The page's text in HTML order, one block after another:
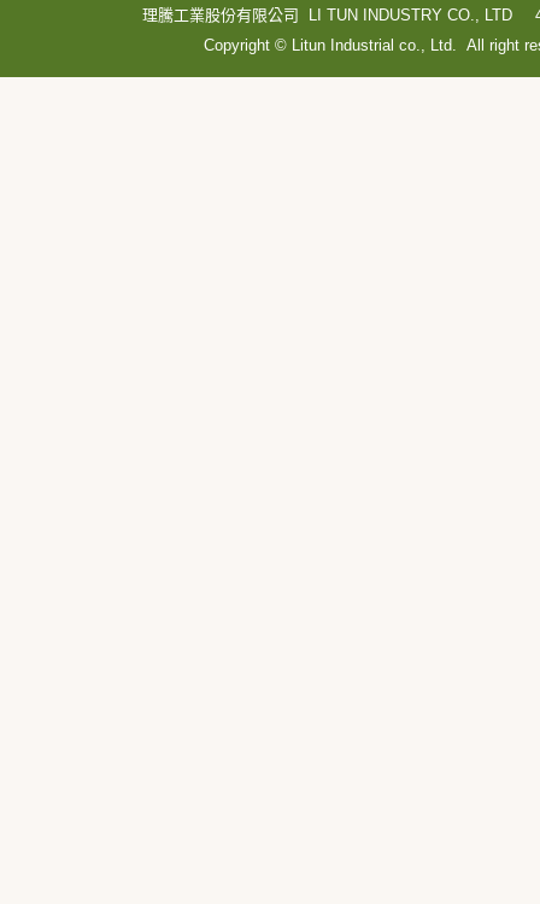
理騰工業股份有限公司 LI TUN INDUSTRY CO., LTD
Copyright © Litun Industrial co., Ltd. All right